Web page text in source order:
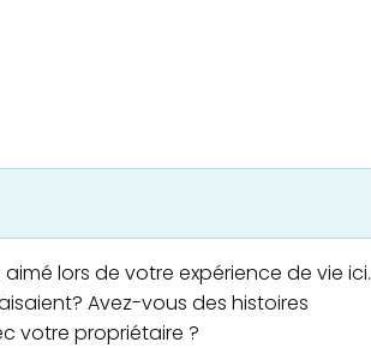
lors de votre expérience de vie ici.
Avez-vous des histoires
votre propriétaire ?